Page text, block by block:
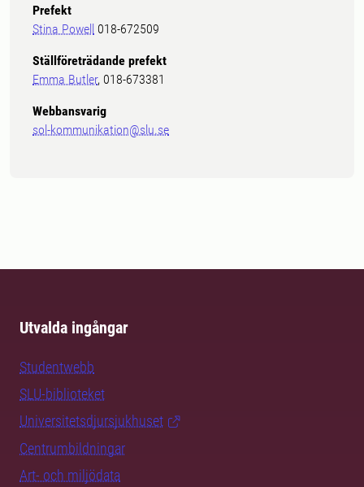
Prefekt
Stina Powell 018-672509
Ställföreträdande prefekt
Emma Butler, 018-673381
Webbansvarig
sol-kommunikation@slu.se
Utvalda ingångar
Studentwebb
SLU-biblioteket
Universitetsdjursjukhuset
Centrumbildningar
Art- och miljödata